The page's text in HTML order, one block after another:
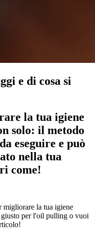
e di cosa si
la tua igiene
solo: il metodo
eseguire e può
nella tua
come!
la tua igiene
per l'oil pulling o vuoi